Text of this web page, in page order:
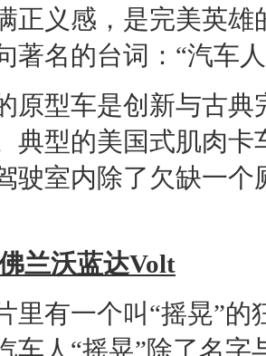
正义感，是完美英
著名的台词：“汽车
型车是创新与古典
典型的美国式肌肉
驶室内除了欠缺一
兰沃蓝达Volt
有一个叫“摇晃”的
车人“摇晃”除了名